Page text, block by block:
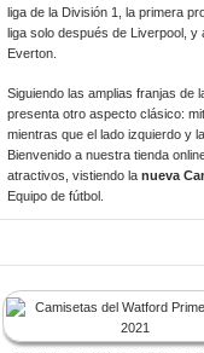
liga de la División 1, la primera
liga solo después de Liverpool, y
Everton.
Siguiendo las amplias franjas de
presenta otro aspecto clásico:
mientras que el lado izquierdo y
Bienvenido a nuestra tienda
atractivos, vistiendo la nueva
Equipo de fútbol.